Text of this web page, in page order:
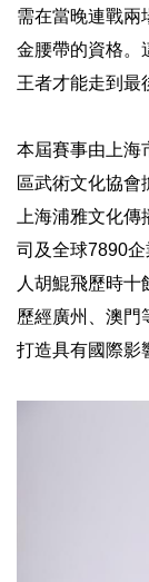
需在當晚連戰兩
金腰帶的資格。
王者才能走到最
本屆賽事由上海
區武術文化協會
上海浦雅文化
司及全球7890
人胡鯤飛歷時十
歷經廣州、澳門
打造具有國際影